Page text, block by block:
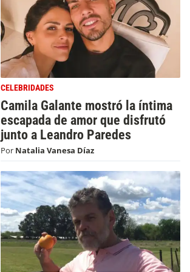
CELEBRIDADES
Camila Galante mostró la íntima
escapada de amor que disfrutó
junto a Leandro Paredes
Por Natalia Vanesa Díaz